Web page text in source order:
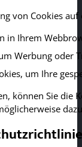
von Cookies
in Ihrem
Werbung oder
um Ihre
können Sie